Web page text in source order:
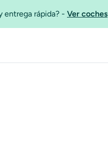
entrega rápida? - Ver coches